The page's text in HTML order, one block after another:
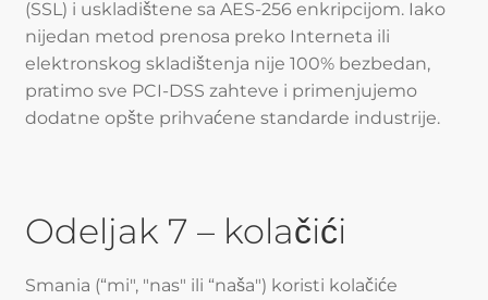
(SSL) i uskladištene sa AES-256 enkripcijom. Iako
nijedan metod prenosa preko Interneta ili
elektronskog skladištenja nije 100% bezbedan,
pratimo sve PCI-DSS zahteve i primenjujemo
dodatne opšte prihvaćene standarde industrije.
Odeljak 7 – kolačići
Smania (“mi", "nas" ili “naša") koristi kolačiće